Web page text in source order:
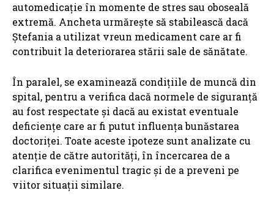
automedicație în momente de stres sau oboseală
extremă. Ancheta urmărește să stabilească dacă
Ștefania a utilizat vreun medicament care ar fi
contribuit la deteriorarea stării sale de sănătate.
În paralel, se examinează condițiile de muncă din
spital, pentru a verifica dacă normele de siguranță
au fost respectate și dacă au existat eventuale
deficiențe care ar fi putut influența bunăstarea
doctoriței. Toate aceste ipoteze sunt analizate cu
atenție de către autorități, în încercarea de a
clarifica evenimentul tragic și de a preveni pe
viitor situații similare.